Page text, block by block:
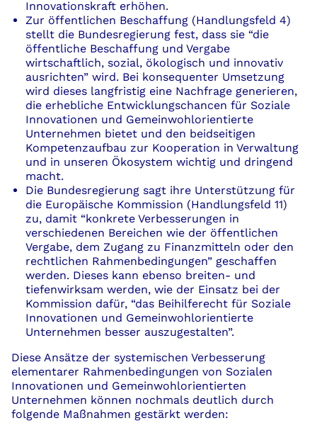
Innovationskraft erhöhen.
Zur öffentlichen Beschaffung (Handlungsfeld 4)
stellt die Bundesregierung fest, dass sie “die
öffentliche Beschaffung und Vergabe
wirtschaftlich, sozial, ökologisch und innovativ
ausrichten” wird. Bei konsequenter Umsetzung
wird dieses langfristig eine Nachfrage generieren,
die erhebliche Entwicklungschancen für Soziale
Innovationen und Gemeinwohlorientierte
Unternehmen bietet und den beidseitigen
Kompetenzaufbau zur Kooperation in Verwaltung
und in unseren Ökosystem wichtig und dringend
macht.
Die Bundesregierung sagt ihre Unterstützung für
die Europäische Kommission (Handlungsfeld 11)
zu, damit “konkrete Verbesserungen in
verschiede­nen Bereichen wie der öffentlichen
Vergabe, dem Zugang zu Finanzmitteln oder den
rechtli­chen Rahmenbedingungen” geschaffen
werden. Dieses kann ebenso breiten- und
tiefenwirksam werden, wie der Einsatz bei der
Kommission dafür, “das Beihilferecht für Soziale
Innovationen und Gemeinwohlorientierte
Unternehmen besser auszugestalten”.
Diese Ansätze der systemischen Verbesserung
elementarer Rahmenbedingungen von Sozialen
Innovationen und Gemeinwohlorientierten
Unternehmen können nochmals deutlich durch
folgende Maßnahmen gestärkt werden: